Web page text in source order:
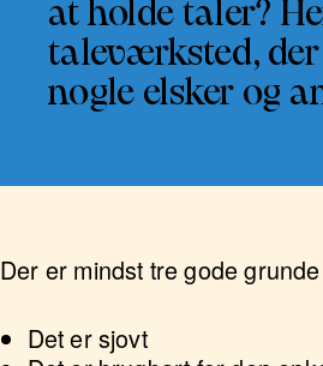
at holde taler?
taleværksted,
nogle elsker og
Der er mindst tre gode
Det er sjovt